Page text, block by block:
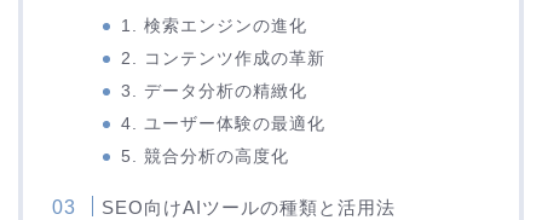
1. 検索エンジンの進化
2. コンテンツ作成の革新
3. データ分析の精緻化
4. ユーザー体験の最適化
5. 競合分析の高度化
SEO向けAIツールの種類と活用法